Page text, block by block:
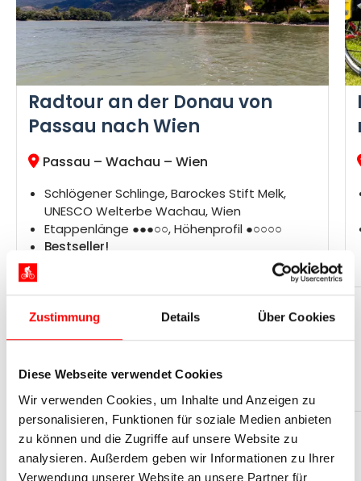
Zustimmung Details Über Cookies
Diese Webseite verwendet Cookies
Wir verwenden Cookies, um Inhalte und Anzeigen zu
personalisieren, Funktionen für soziale Medien anbieten
zu können und die Zugriffe auf unsere Website zu
analysieren. Außerdem geben wir Informationen zu Ihrer
Verwendung unserer Website an unsere Partner für
Radtour an der Donau von
Passau nach Wien
Passau – Wachau – Wien
Schlögener Schlinge, Barockes Stift Melk,
UNESCO Welterbe Wachau, Wien
Etappenlänge ●●●○○, Höhenprofil ●○○○○
Bestseller!
8 55 799 €
Jetzt Reise buchen